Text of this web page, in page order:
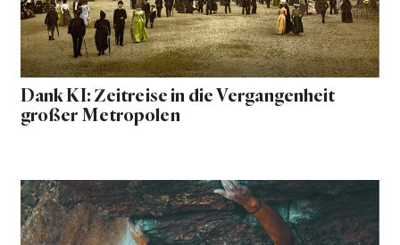
Dank KI: Zeitreise in die Vergangenheit
großer Metropolen